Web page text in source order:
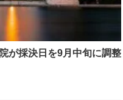
が採決日を9月中旬に調整